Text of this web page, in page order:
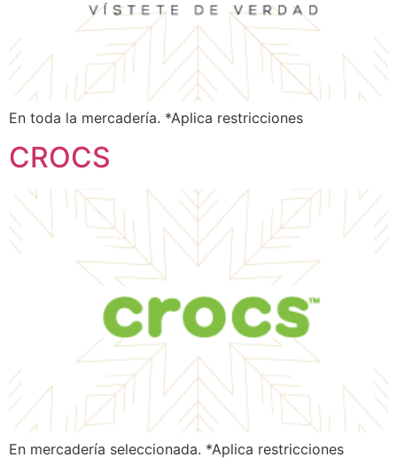
En toda la mercadería. *Aplica restricciones
CROCS
En mercadería seleccionada. *Aplica restricciones